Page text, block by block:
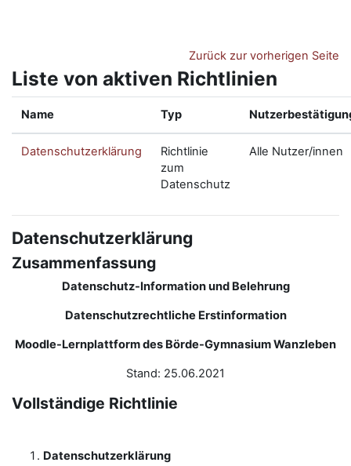
Zurück zur vorherigen Seite
Liste von aktiven Richtlinien
Name Typ
Datenschutzerklärung
Richtlinie
zum
Datenschutz
Alle Nutzer/innen
Datenschutzerklärung
Zusammenfassung
Datenschutz-Information und Belehrung
Datenschutzrechtliche Erstinformation
Moodle-Lernplattform des Börde-Gymnasium Wanzleben
Stand: 25.06.2021
Vollständige Richtlinie
Datenschutzerklärung